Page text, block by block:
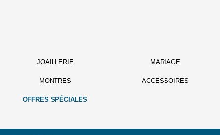
JOAILLERIE MARIAGE
MONTRES ACCESSOIRES
OFFRES SPÉCIALES